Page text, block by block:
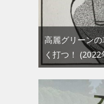
高麗グリーン
く打つ！
2022